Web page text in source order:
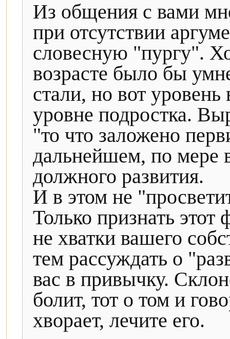
Из общения с вами
при отсутствии
словесную "пургу".
возрасте было бы
стали, но вот
уровне подростка.
"то что заложено
дальнейшем, по мере
должного развития.
И в этом не
Только признать
не хватки вашего
тем рассуждать о
вас в привычку.
болит, тот о том и
хворает, лечите его.